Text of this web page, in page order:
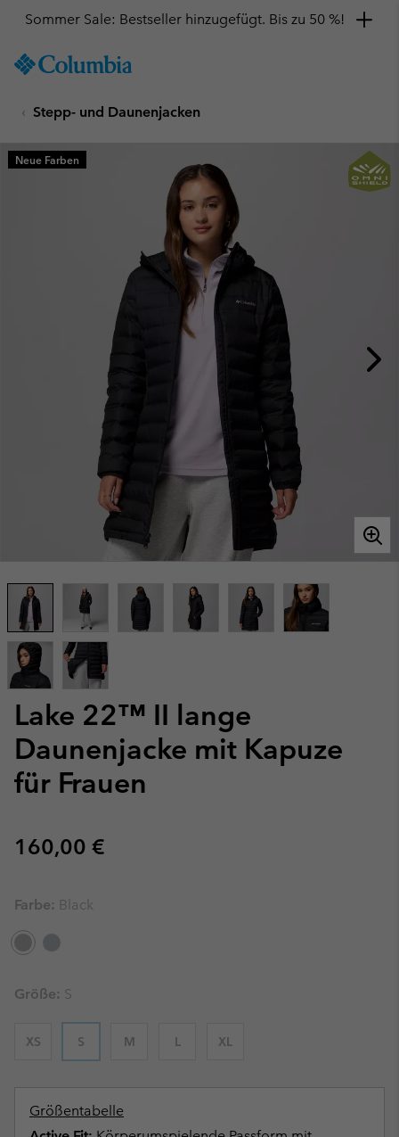
TO
SKIP
MAIN
NAV
Sommer Sale: Bestseller hinzugefügt. Bis zu 50 %!
Stepp- und Daunenjacken
Lake 22™ II lange
Daunenjacke mit Kapuze
für Frauen
Regular price:
160,00 €
Neue Farben
Farbe: Black
Größe: S
XS S M L XL
Größentabelle